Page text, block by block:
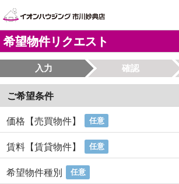
希望物件リクエスト
入力 確認
ご希望条件
価格【売買物件】 任意
賃料【賃貸物件】 任意
希望物件種別 任意